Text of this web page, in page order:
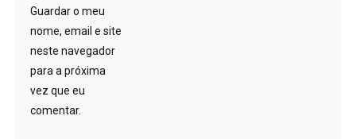
Guardar o meu
nome, email e site
neste navegador
para a próxima
vez que eu
comentar.